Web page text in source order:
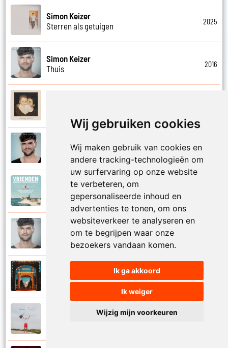
Wij gebruiken cookies
Wij maken gebruik van cookies en
andere tracking-technologieën om
uw surfervaring op onze website
te verbeteren, om
gepersonaliseerde inhoud en
advertenties te tonen, om ons
websiteverkeer te analyseren en
om te begrijpen waar onze
bezoekers vandaan komen.
Ik ga akkoord
Ik weiger
Wijzig mijn voorkeuren
Simon Keizer
Sterren als getuigen
2025
Simon Keizer
Thuis
2016
Simon Keizer
Verdwalen
Diverse artiesten
Vrienden
Simon Keizer
Zin in het leven
2024